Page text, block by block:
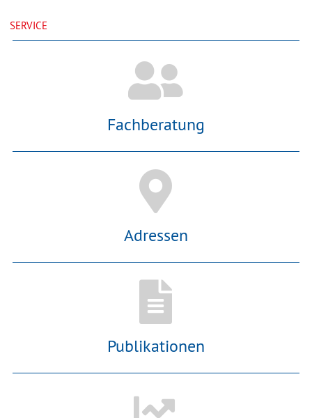
SERVICE
Fachberatung
Adressen
Publikationen